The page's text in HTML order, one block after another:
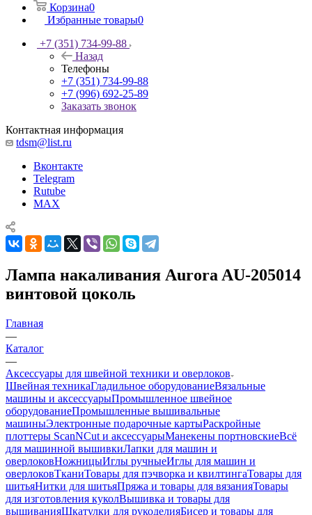
Корзина0
Избранные товары0
+7 (351) 734-99-88
Назад
Телефоны
+7 (351) 734-99-88
+7 (996) 692-25-89
Заказать звонок
Контактная информация
tdsm@list.ru
Вконтакте
Telegram
Rutube
MAX
Лампа накаливания Aurora AU-205014
винтовой цоколь
Главная
—
Каталог
—
Аксессуары для швейной техники и оверлоков
Швейная техникаГладильное оборудованиеВязальные
машины и аксессуарыПромышленное швейное
оборудованиеПромышленные вышивальные
машиныЭлектронные подарочные картыРаскройные
плоттеры ScanNCut и аксессуарыМанекены портновскиеВсё
для машинной вышивкиЛапки для машин и
оверлоковНожницыИглы ручныеИглы для машин и
оверлоковТканиТовары для пэчворка и квилтингаТовары для
шитьяНитки для шитьяПряжа и товары для вязанияТовары
для изготовления куколВышивка и товары для
вышиванияШкатулки для рукоделияБисер и товары для